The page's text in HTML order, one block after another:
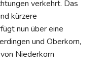
verkehrt. Das
kürzere
nun über eine
und Oberkorn,
Niederkorn